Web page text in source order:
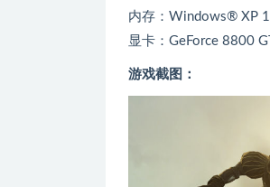
内存：Windows® XP
显卡：GeForce 8800
游戏截图：